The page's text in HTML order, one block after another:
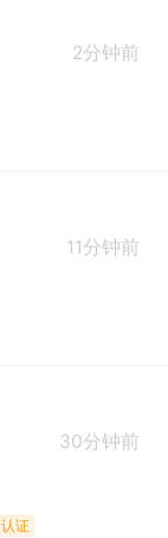
2分钟前
11分钟前
30分钟前
认证